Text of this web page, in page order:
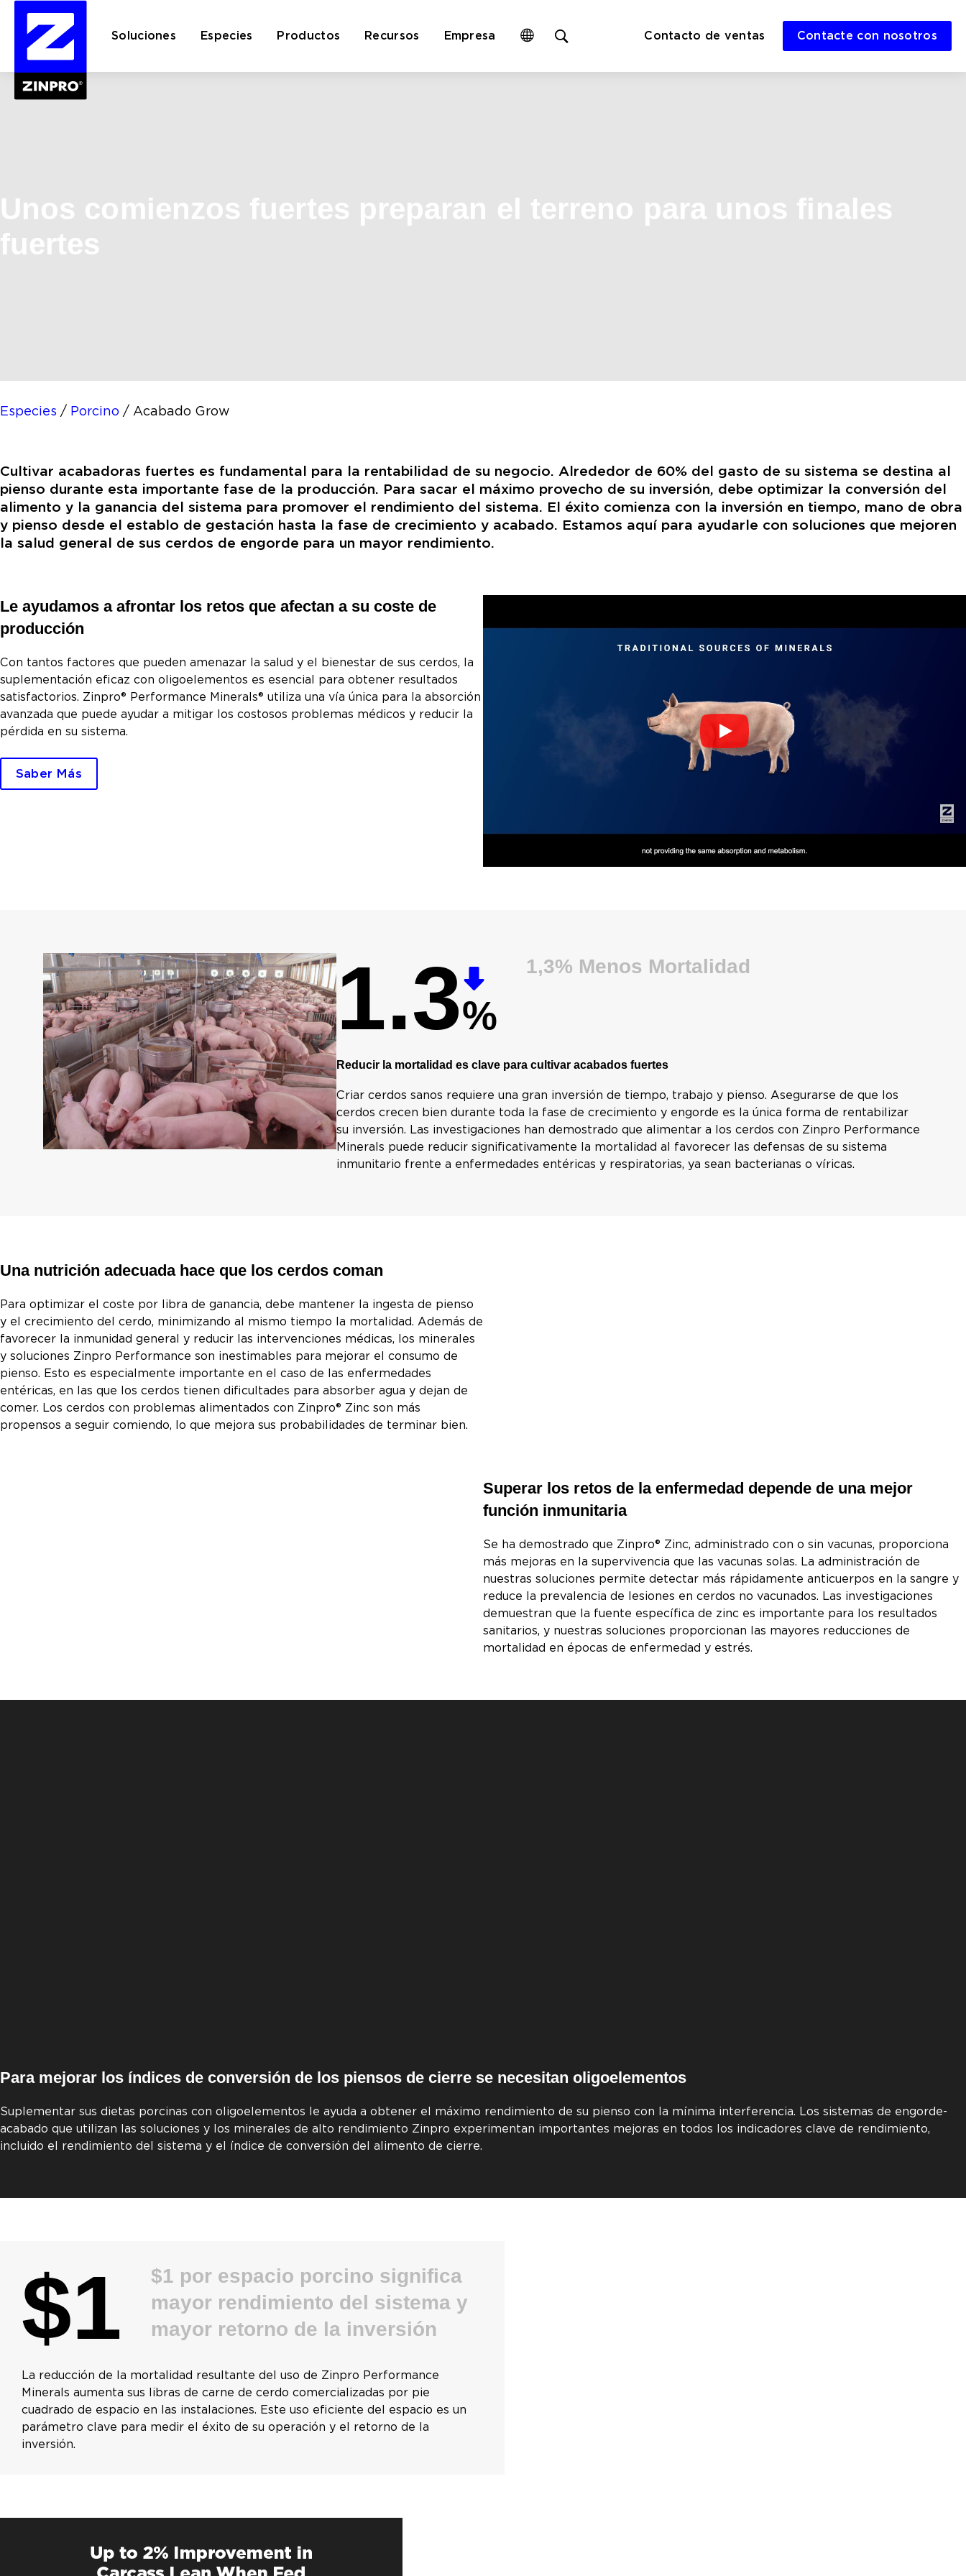
Soluciones Especies Productos Recursos Empresa
search
Contacto de ventas Contacte con nosotros
Unos comienzos fuertes preparan el terreno para unos finales
fuertes
Especies / Porcino / Acabado Grow
Cultivar acabadoras fuertes es fundamental para la rentabilidad de su negocio. Alrededor de 60% del gasto de su sistema se destina al
pienso durante esta importante fase de la producción. Para sacar el máximo provecho de su inversión, debe optimizar la conversión del
alimento y la ganancia del sistema para promover el rendimiento del sistema. El éxito comienza con la inversión en tiempo, mano de obra
y pienso desde el establo de gestación hasta la fase de crecimiento y acabado. Estamos aquí para ayudarle con soluciones que mejoren
la salud general de sus cerdos de engorde para un mayor rendimiento.
Le ayudamos a afrontar los retos que afectan a su coste de
producción
Con tantos factores que pueden amenazar la salud y el bienestar de sus cerdos, la
suplementación eficaz con oligoelementos es esencial para obtener resultados
satisfactorios. Zinpro® Performance Minerals® utiliza una vía única para la absorción
avanzada que puede ayudar a mitigar los costosos problemas médicos y reducir la
pérdida en su sistema.
Saber Más
1.3%
1,3% Menos Mortalidad
Reducir la mortalidad es clave para cultivar acabados fuertes
Criar cerdos sanos requiere una gran inversión de tiempo, trabajo y pienso. Asegurarse de que los
cerdos crecen bien durante toda la fase de crecimiento y engorde es la única forma de rentabilizar
su inversión. Las investigaciones han demostrado que alimentar a los cerdos con Zinpro Performance
Minerals puede reducir significativamente la mortalidad al favorecer las defensas de su sistema
inmunitario frente a enfermedades entéricas y respiratorias, ya sean bacterianas o víricas.
Una nutrición adecuada hace que los cerdos coman
Para optimizar el coste por libra de ganancia, debe mantener la ingesta de pienso
y el crecimiento del cerdo, minimizando al mismo tiempo la mortalidad. Además de
favorecer la inmunidad general y reducir las intervenciones médicas, los minerales
y soluciones Zinpro Performance son inestimables para mejorar el consumo de
pienso. Esto es especialmente importante en el caso de las enfermedades
entéricas, en las que los cerdos tienen dificultades para absorber agua y dejan de
comer. Los cerdos con problemas alimentados con Zinpro® Zinc son más
propensos a seguir comiendo, lo que mejora sus probabilidades de terminar bien.
Superar los retos de la enfermedad depende de una mejor
función inmunitaria
Se ha demostrado que Zinpro® Zinc, administrado con o sin vacunas, proporciona
más mejoras en la supervivencia que las vacunas solas. La administración de
nuestras soluciones permite detectar más rápidamente anticuerpos en la sangre y
reduce la prevalencia de lesiones en cerdos no vacunados. Las investigaciones
demuestran que la fuente específica de zinc es importante para los resultados
sanitarios, y nuestras soluciones proporcionan las mayores reducciones de
mortalidad en épocas de enfermedad y estrés.
Para mejorar los índices de conversión de los piensos de cierre se necesitan oligoelementos
Suplementar sus dietas porcinas con oligoelementos le ayuda a obtener el máximo rendimiento de su pienso con la mínima interferencia. Los sistemas de engorde-
acabado que utilizan las soluciones y los minerales de alto rendimiento Zinpro experimentan importantes mejoras en todos los indicadores clave de rendimiento,
incluido el rendimiento del sistema y el índice de conversión del alimento de cierre.
$1
$1 por espacio porcino significa
mayor rendimiento del sistema y
mayor retorno de la inversión
La reducción de la mortalidad resultante del uso de Zinpro Performance
Minerals aumenta sus libras de carne de cerdo comercializadas por pie
cuadrado de espacio en las instalaciones. Este uso eficiente del espacio es un
parámetro clave para medir el éxito de su operación y el retorno de la
inversión.